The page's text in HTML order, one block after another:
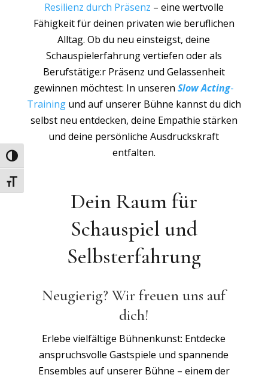
Umschalten auf hohe Kontraste
Schrift vergrößern
Resilienz durch Präsenz – eine wertvolle
Fähigkeit für deinen privaten wie beruflichen
Alltag. Ob du neu einsteigst, deine
Schauspielerfahrung vertiefen oder als
Berufstätige:r Präsenz und Gelassenheit
gewinnen möchtest: In unserenSlow Acting-
Trainingund auf unserer Bühne kannst du dich
selbst neu entdecken, deine Empathie stärken
und deine persönliche Ausdruckskraft
entfalten.
Dein Raum für
Schauspiel und
Selbsterfahrung
Neugierig? Wir freuen uns auf
dich!
Erlebe vielfältige Bühnenkunst: Entdecke
anspruchsvolle Gastspiele und spannende
Ensembles auf unserer Bühne – einem der